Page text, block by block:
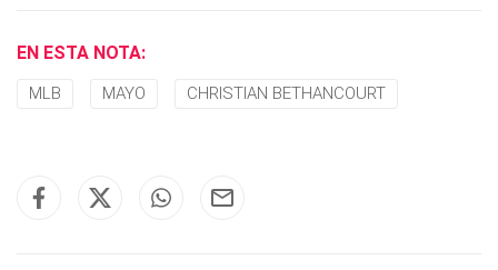
EN ESTA NOTA:
MLB MAYO CHRISTIAN BETHANCOURT